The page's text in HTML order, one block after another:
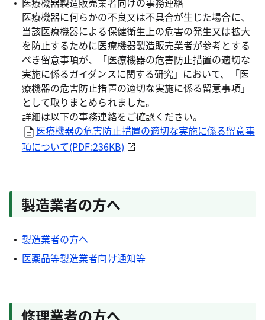
医療機器に何らかの不良又は不具合が生じた場合に、
当該医療機器による保健衛生上の危害の発生又は拡大
を防止するために医療機器製造販売業者が参考とする
べき留意事項が、「医療機器の危害防止措置の適切な
実施に係るガイダンスに関する研究」において、「医
療機器の危害防止措置の適切な実施に係る留意事項」
として取りまとめられました。
詳細は以下の事務連絡をご確認ください。
医療機器の危害防止措置の適切な実施に係る留意事
項について(PDF:236KB)
製造業者の方へ
製造業者の方へ
医薬品等製造業者向け通知等
修理業者の方へ